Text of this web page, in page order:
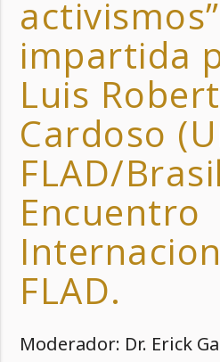
impartida
Luis
Cardoso
FLAD/
Encuentro
FLAD.
Moderador: Dr. Erick